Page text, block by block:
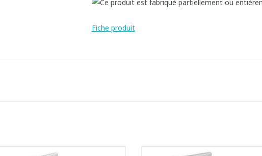
Fiche produit
Poubelle mobile à pédale avec porte-sac
Poubelle mobile à pédale avec porte-